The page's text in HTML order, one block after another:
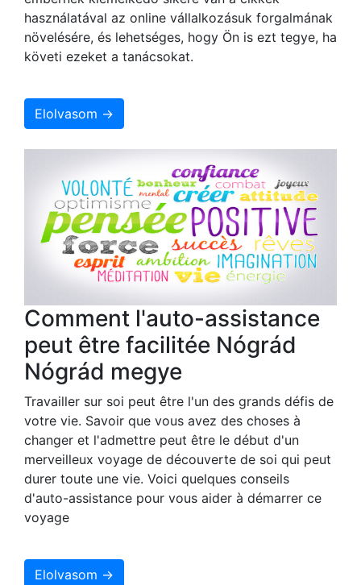
használatával az online vállalkozásuk forgalmának
növelésére, és lehetséges, hogy Ön is ezt tegye, ha
követi ezeket a tanácsokat.
Elolvasom →
Comment l'auto-assistance
peut être facilitée Nógrád
Nógrád megye
Travailler sur soi peut être l'un des grands défis de
votre vie. Savoir que vous avez des choses à
changer et l'admettre peut être le début d'un
merveilleux voyage de découverte de soi qui peut
durer toute une vie. Voici quelques conseils
d'auto-assistance pour vous aider à démarrer ce
voyage
Elolvasom →